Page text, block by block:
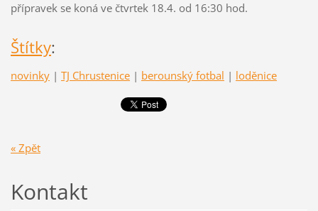
přípravek se koná ve čtvrtek 18.4. od 16:30 hod.
Štítky:
novinky | TJ Chrustenice | berounský fotbal | loděnice
« Zpět
Kontakt